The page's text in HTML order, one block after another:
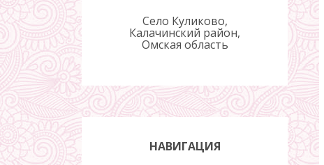
Село Куликово,
Калачинский район,
Омская область
НАВИГАЦИЯ